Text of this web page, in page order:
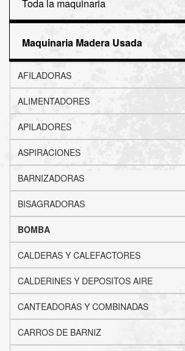
Toda la maquinaria
Maquinaria Madera Usada
AFILADORAS
ALIMENTADORES
APILADORES
ASPIRACIONES
BARNIZADORAS
BISAGRADORAS
BOMBA
CALDERAS Y CALEFACTORES
CALDERINES Y DEPOSITOS AIRE
CANTEADORAS Y COMBINADAS
CARROS DE BARNIZ